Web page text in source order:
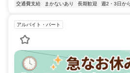
交通費支給
まかないあり 長期歓迎 週2・3日か
アルバイト・パート